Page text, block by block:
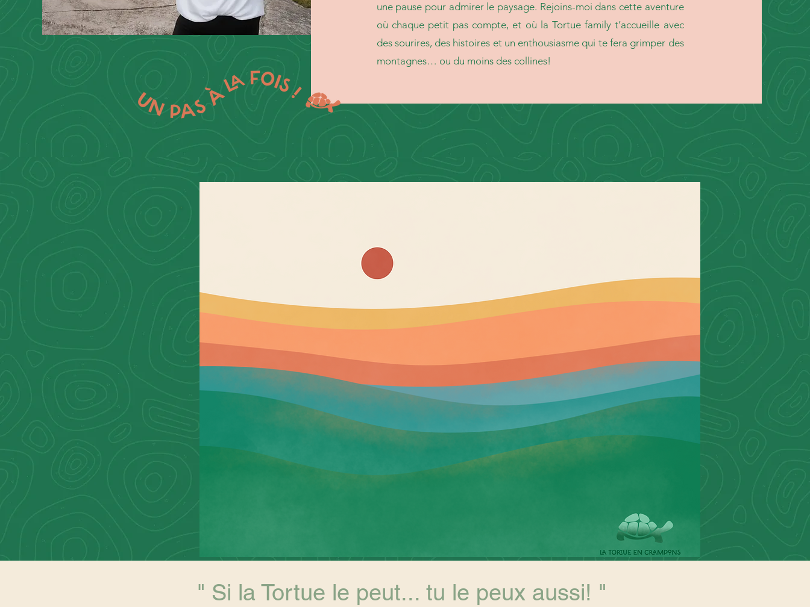
une pause pour admirer le paysage. Rejoins-moi dans cette aventure
où chaque petit pas compte, et où la Tortue family t’accueille avec
des sourires, des histoires et un enthousiasme qui te fera grimper des
montagnes… ou du moins des collines!
" Si la Tortue le peut... tu le peux aussi! "